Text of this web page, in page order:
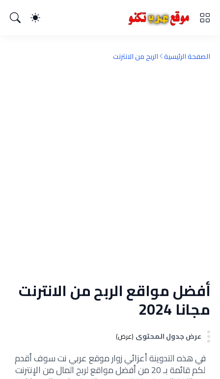
الصفحة الرئيسية الربح من الانترنت
أفضل مواقع الربح من الانترنت
مجانا 2024
عرض جدول المحتوى (عرض)
في هذه التدوينة أعزائي زوار موقع عربي نت سوف أقدم
لكم قائمة بـ 20 من أفضل مواقع لربح المال من الإنترنت